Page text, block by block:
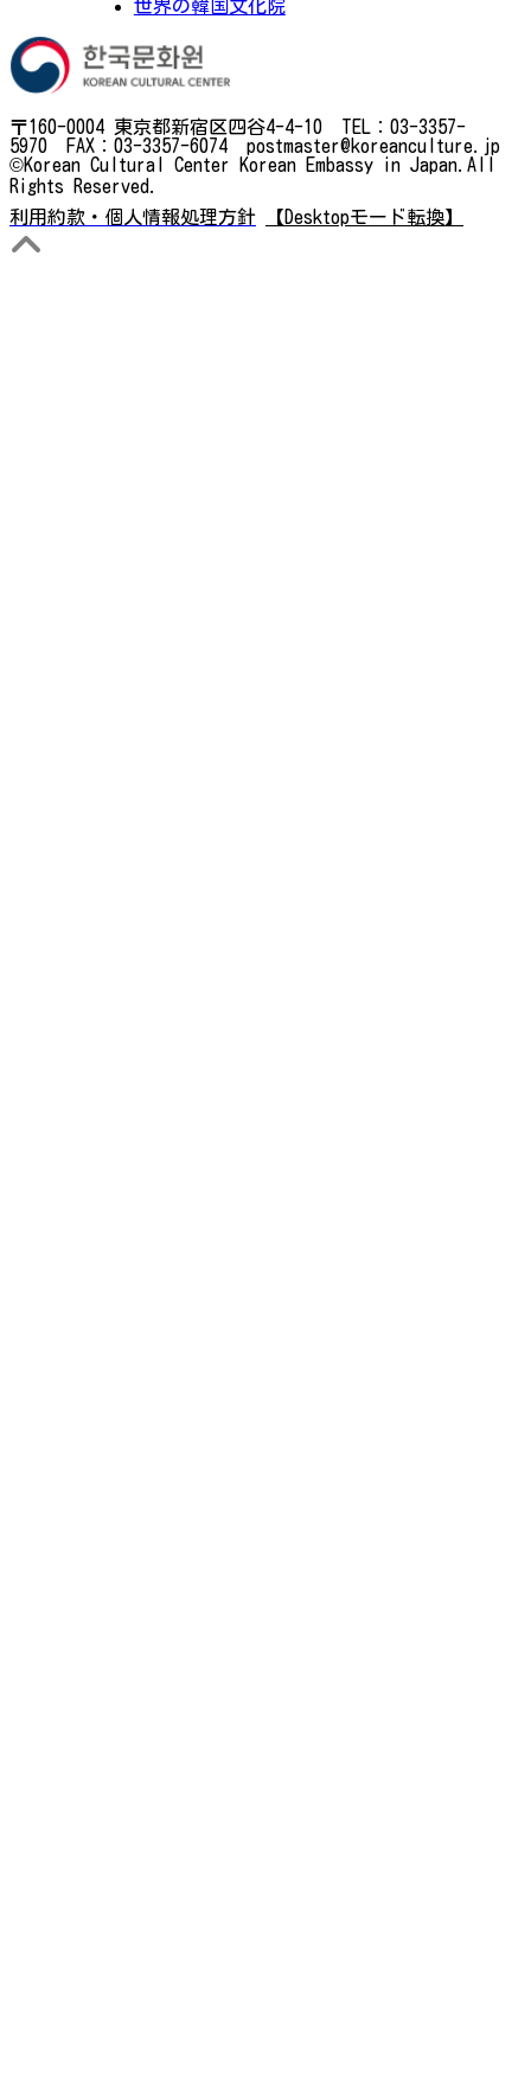
世界の韓国文化院
〒160-0004 東京都新宿区四谷4-4-10 TEL：03-3357-
5970 FAX：03-3357-6074 postmaster@koreanculture.jp
©Korean Cultural Center Korean Embassy in Japan.All
Rights Reserved.
利用約款・個人情報処理方針
【Desktopモード転換】